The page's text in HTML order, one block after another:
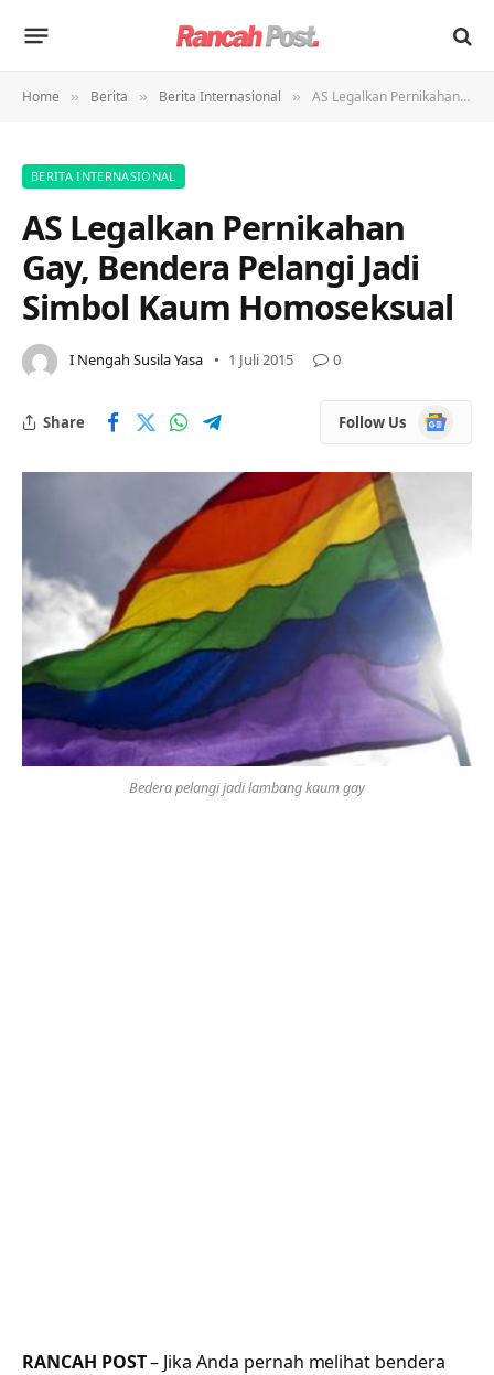
Home » Berita » Berita Internasional » AS Legalkan Pernikahan Gay, Bendera Pelangi Jadi Simbol Kaum Homoseksual
BERITA INTERNASIONAL
AS Legalkan Pernikahan
Gay, Bendera Pelangi Jadi
Simbol Kaum Homoseksual
I Nengah Susila Yasa 1 Juli 2015 0
Share Follow Us
Google
News
Bedera pelangi jadi lambang kaum gay
RANCAH POST– Jika Anda pernah melihat bendera